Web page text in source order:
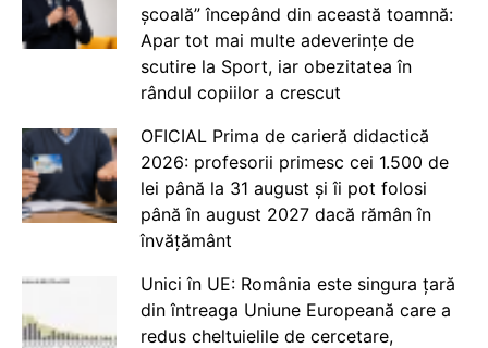
școală” începând din această toamnă:
Apar tot mai multe adeverințe de
scutire la Sport, iar obezitatea în
rândul copiilor a crescut
OFICIAL Prima de carieră didactică
2026: profesorii primesc cei 1.500 de
lei până la 31 august și îi pot folosi
până în august 2027 dacă rămân în
învățământ
Unici în UE: România este singura țară
din întreaga Uniune Europeană care a
redus cheltuielile de cercetare,